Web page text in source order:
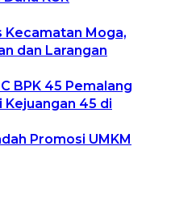
Kecamatan Moga,
dan Larangan
BPK 45 Pemalang
Kejuangan 45 di
Promosi UMKM